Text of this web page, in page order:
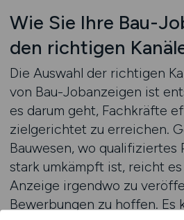
Wie Sie Ihre Bau-
den richtigen
Die Auswahl der richtigen
von Bau-Jobanzeigen ist
es darum geht, Fachkräfte
zielgerichtet zu erreichen.
Bauwesen, wo qualifiziertes
stark umkämpft ist, reicht
Anzeige irgendwo zu
Bewerbungen zu hoffen. Es